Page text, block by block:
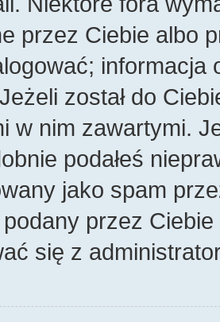
przez Ciebie albo
został do
w nim zawartymi.
podałeś
jako spam
przez
się z